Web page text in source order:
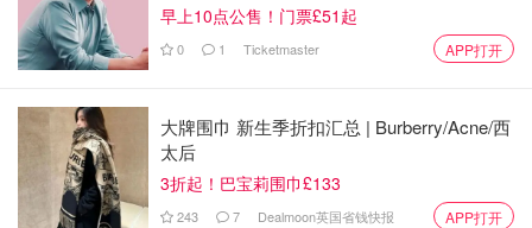
NO.3 农心炸酱面
产品英文名：Chapagetti Chajang Noodle（4 Packs）
早上10点公售！门票£51起
0 1 Ticketmaster APP打开
大牌围巾 新生季折扣汇总 | Burberry/Acne/西
太后
3折起！巴宝莉围巾£133
243 7 Dealmoon英国省钱快报 APP打开